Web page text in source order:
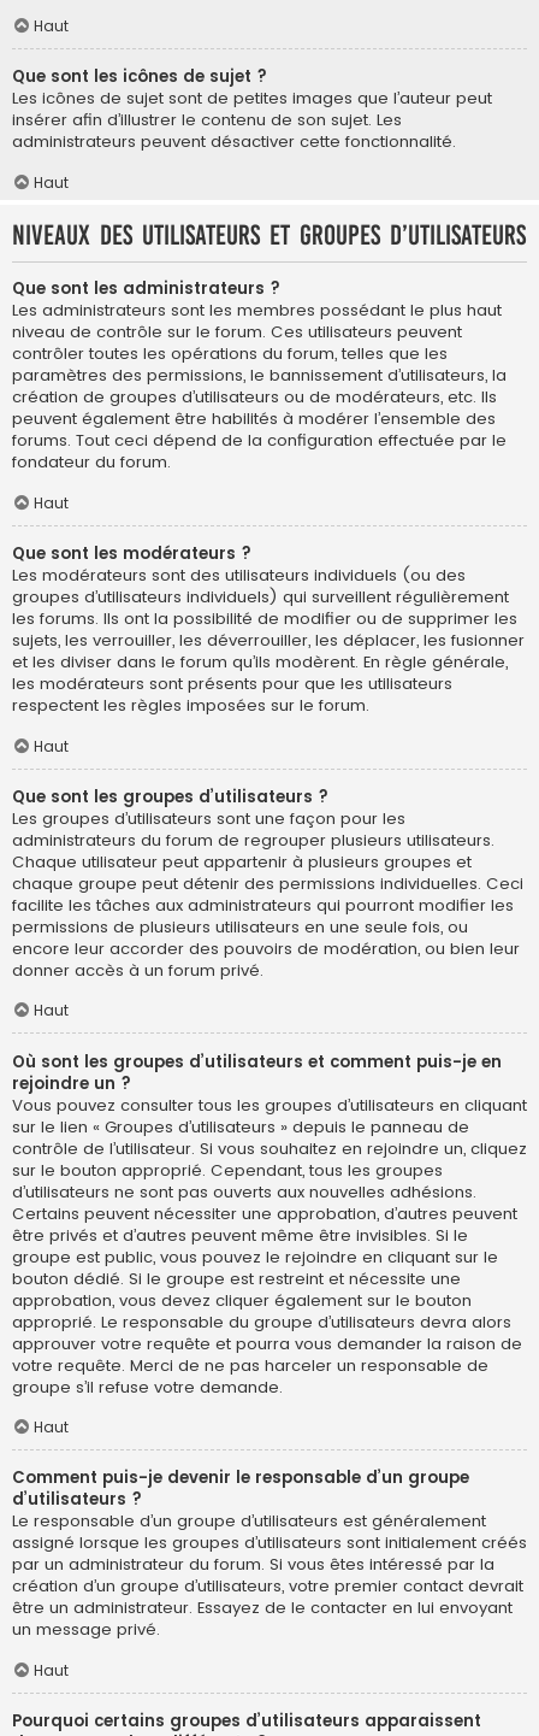
Haut
Que sont les icônes de sujet ?
Les icônes de sujet sont de petites images que l’auteur peut
insérer afin d’illustrer le contenu de son sujet. Les
administrateurs peuvent désactiver cette fonctionnalité.
Haut
Niveaux des utilisateurs et groupes d’utilisateurs
Que sont les administrateurs ?
Les administrateurs sont les membres possédant le plus haut
niveau de contrôle sur le forum. Ces utilisateurs peuvent
contrôler toutes les opérations du forum, telles que les
paramètres des permissions, le bannissement d’utilisateurs, la
création de groupes d’utilisateurs ou de modérateurs, etc. Ils
peuvent également être habilités à modérer l’ensemble des
forums. Tout ceci dépend de la configuration effectuée par le
fondateur du forum.
Haut
Que sont les modérateurs ?
Les modérateurs sont des utilisateurs individuels (ou des
groupes d’utilisateurs individuels) qui surveillent régulièrement
les forums. Ils ont la possibilité de modifier ou de supprimer les
sujets, les verrouiller, les déverrouiller, les déplacer, les fusionner
et les diviser dans le forum qu’ils modèrent. En règle générale,
les modérateurs sont présents pour que les utilisateurs
respectent les règles imposées sur le forum.
Haut
Que sont les groupes d’utilisateurs ?
Les groupes d’utilisateurs sont une façon pour les
administrateurs du forum de regrouper plusieurs utilisateurs.
Chaque utilisateur peut appartenir à plusieurs groupes et
chaque groupe peut détenir des permissions individuelles. Ceci
facilite les tâches aux administrateurs qui pourront modifier les
permissions de plusieurs utilisateurs en une seule fois, ou
encore leur accorder des pouvoirs de modération, ou bien leur
donner accès à un forum privé.
Haut
Où sont les groupes d’utilisateurs et comment puis-je en
rejoindre un ?
Vous pouvez consulter tous les groupes d’utilisateurs en cliquant
sur le lien « Groupes d’utilisateurs » depuis le panneau de
contrôle de l’utilisateur. Si vous souhaitez en rejoindre un, cliquez
sur le bouton approprié. Cependant, tous les groupes
d’utilisateurs ne sont pas ouverts aux nouvelles adhésions.
Certains peuvent nécessiter une approbation, d’autres peuvent
être privés et d’autres peuvent même être invisibles. Si le
groupe est public, vous pouvez le rejoindre en cliquant sur le
bouton dédié. Si le groupe est restreint et nécessite une
approbation, vous devez cliquer également sur le bouton
approprié. Le responsable du groupe d’utilisateurs devra alors
approuver votre requête et pourra vous demander la raison de
votre requête. Merci de ne pas harceler un responsable de
groupe s’il refuse votre demande.
Haut
Comment puis-je devenir le responsable d’un groupe
d’utilisateurs ?
Le responsable d’un groupe d’utilisateurs est généralement
assigné lorsque les groupes d’utilisateurs sont initialement créés
par un administrateur du forum. Si vous êtes intéressé par la
création d’un groupe d’utilisateurs, votre premier contact devrait
être un administrateur. Essayez de le contacter en lui envoyant
un message privé.
Haut
Pourquoi certains groupes d’utilisateurs apparaissent